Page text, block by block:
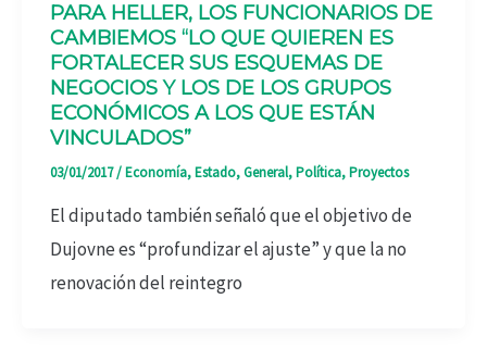
PARA HELLER, LOS FUNCIONARIOS DE
CAMBIEMOS “LO QUE QUIEREN ES
FORTALECER SUS ESQUEMAS DE
NEGOCIOS Y LOS DE LOS GRUPOS
ECONÓMICOS A LOS QUE ESTÁN
VINCULADOS”
03/01/2017/Economía,Estado,General,Política,Proyectos
El diputado también señaló que el objetivo de
Dujovne es “profundizar el ajuste” y que la no
renovación del reintegro